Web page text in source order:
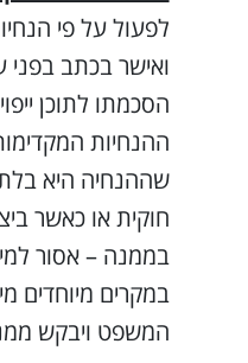
לפעול על פי
ואישר בכתב בפני
הסכמתו לתוכן
ההנחיות
שההנחיה היא
חוקית או כאשר
בממנה – אסור
במקרים מיוחדים
המשפט ויבקש